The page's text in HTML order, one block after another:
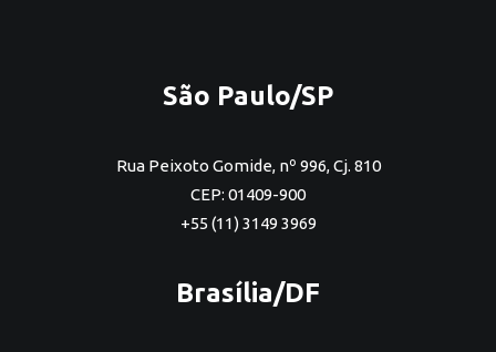
São Paulo/SP
Rua Peixoto Gomide, nº 996, Cj. 810
CEP: 01409-900
+55 (11) 3149 3969
Brasília/DF